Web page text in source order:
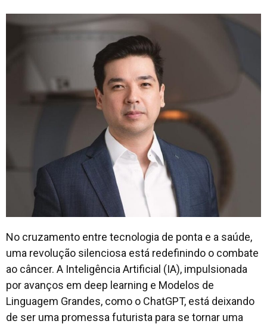
Entretenimento
No cruzamento entre tecnologia de ponta e a saúde,
uma revolução silenciosa está redefinindo o combate
ao câncer. A Inteligência Artificial (IA), impulsionada
por avanços em deep learning e Modelos de
Linguagem Grandes, como o ChatGPT, está deixando
de ser uma promessa futurista para se tornar uma